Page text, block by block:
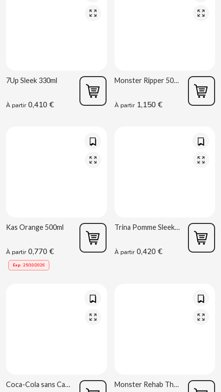
COVAP
CRUSHIOUS
D
7Up Sleek 330ml
À partir 0,410 €
Monster Ripper 500ml
À partir 1,150 €
Kas Orange 500ml
À partir 0,770 €
Exp. 25/10/2026
Trina Pomme Sleek 330ml
À partir 0,420 €
Coca-Cola sans Caféine 330ml Monster Rehab Thé Lemon 500ml